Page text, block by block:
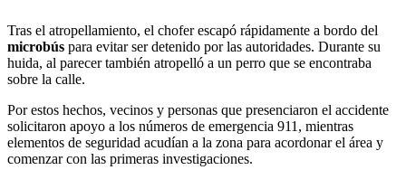
Tras el atropellamiento, el chofer escapó rápidamente a bordo del
microbús para evitar ser detenido por las autoridades. Durante su
huida, al parecer también atropelló a un perro que se encontraba
sobre la calle.
Por estos hechos, vecinos y personas que presenciaron el accidente
solicitaron apoyo a los números de emergencia 911, mientras
elementos de seguridad acudían a la zona para acordonar el área y
comenzar con las primeras investigaciones.